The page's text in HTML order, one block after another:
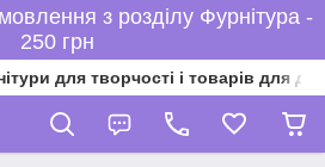
з розділу Фурнітура -
250 грн
для творчості і товарів для